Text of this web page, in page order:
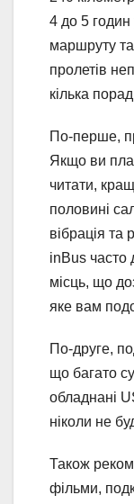
4 до 5 годин
маршруту та
пролетів
кілька
По-перше,
Якщо ви
читати,
половині
вібрація
inBus часто
місць, що
яке вам
По-друге,
що багато
обладнані
ніколи не
Також
фільми,